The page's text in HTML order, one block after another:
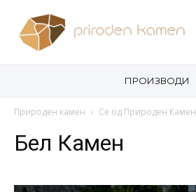
ПРОИЗВОДИ
Природен камен Се од Природен Камен
Бел Камен